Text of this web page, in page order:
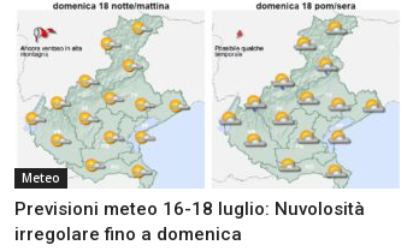
Meteo
Previsioni meteo 16-18 luglio: Nuvolosità
irregolare fino a domenica